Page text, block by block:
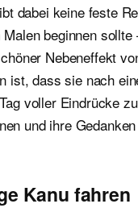
dabei keine feste
beginnen
Nebeneffekt
ist, dass sie nach
voller Eindrücke
und ihre
Kanu fahren